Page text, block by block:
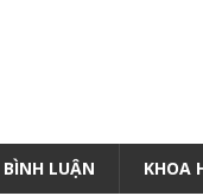
BÌNH LUẬN KHOA